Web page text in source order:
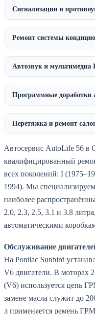
Сигнализации и
Ремонт системы
Автозвук и мультимедиа
Программные доработки
Перетяжка и ремонт
Автосервис AutoLife 56 в
квалифицированный
всех поколений: I
1994). Мы
наиболее
2.0, 2.3, 2.5, 3.1 и 3.8
автоматическими
Обслуживание
На Pontiac Sunbird
V6 двигатели. В моторах
(V6) используется цепь
замене масла служит до
л применяется ремень